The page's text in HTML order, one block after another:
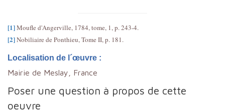
[1]Moufle d'Angerville, 1784, tome, 1, p. 243-4.
[2]Nobiliaire de Ponthieu, Tome II, p. 181.
Localisation de l´œuvre :
Mairie de Meslay, France
Poser une question à propos de cette
oeuvre